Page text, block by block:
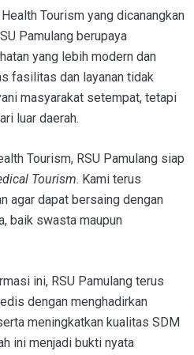
Tourism yang dicanangkan
Pamulang berupaya
yang lebih modern dan
fasilitas dan layanan tidak
masyarakat setempat, tetapi
luar daerah.
Tourism, RSU Pamulang siap
Tourism. Kami terus
agar dapat bersaing dengan
baik swasta maupun
ini, RSU Pamulang terus
dengan menghadirkan
meningkatkan kualitas SDM
ini menjadi bukti nyata